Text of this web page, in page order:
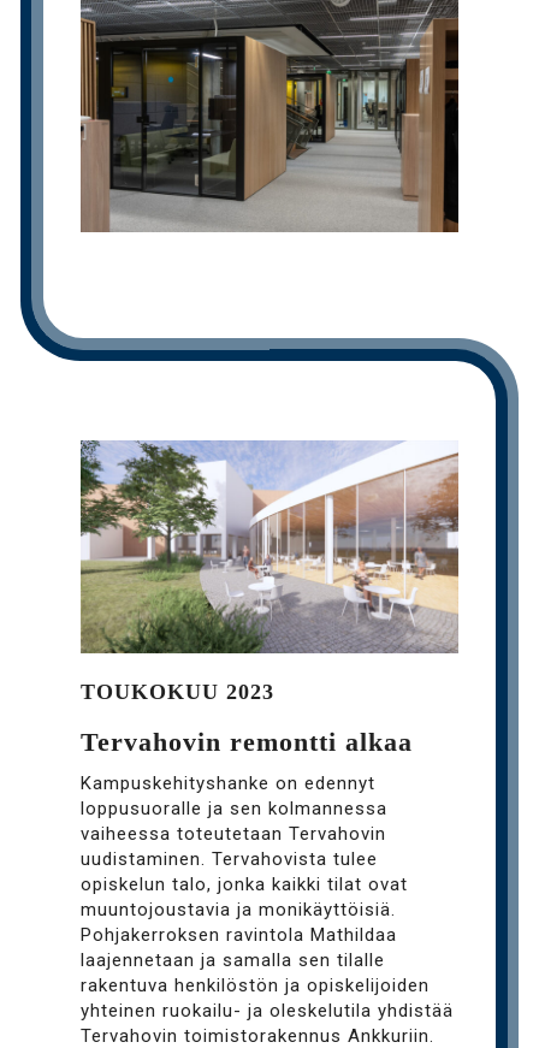
TOUKOKUU 2023
Tervahovin remontti alkaa
Kampuskehityshanke on edennyt
loppusuoralle ja sen kolmannessa
vaiheessa toteutetaan Tervahovin
uudistaminen. Tervahovista tulee
opiskelun talo, jonka kaikki tilat ovat
muuntojoustavia ja monikäyttöisiä.
Pohjakerroksen ravintola Mathildaa
laajennetaan ja samalla sen tilalle
rakentuva henkilöstön ja opiskelijoiden
yhteinen ruokailu- ja oleskelutila yhdistää
Tervahovin toimistorakennus Ankkuriin.